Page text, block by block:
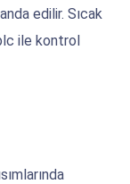
edilir. Sıcak
ile kontrol